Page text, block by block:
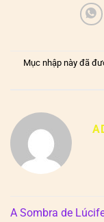
Mục nhập này đã
A Sombra de